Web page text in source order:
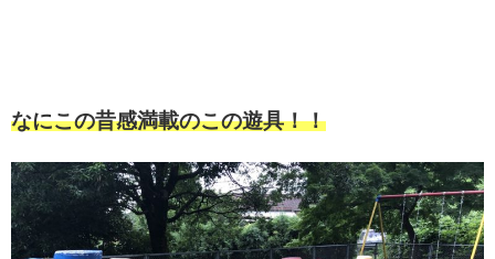
なにこの昔感満載のこの遊具！！